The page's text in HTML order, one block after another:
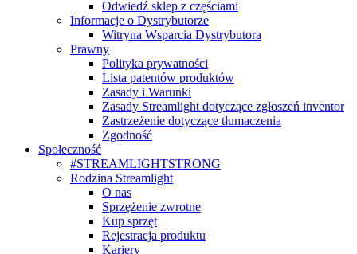
Odwiedź sklep z częściami
Informacje o Dystrybutorze
Witryna Wsparcia Dystrybutora
Prawny
Polityka prywatności
Lista patentów produktów
Zasady i Warunki
Zasady Streamlight dotyczące zgłoszeń inventor
Zastrzeżenie dotyczące tłumaczenia
Zgodność
Społeczność
#STREAMLIGHTSTRONG
Rodzina Streamlight
O nas
Sprzężenie zwrotne
Kup sprzęt
Rejestracja produktu
Kariery